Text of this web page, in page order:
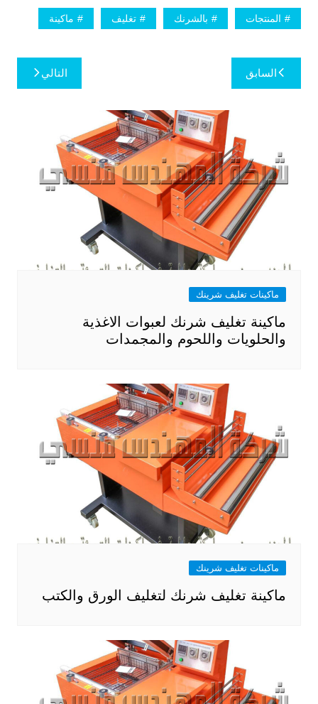
المنتجات بالشرنك تغليف ماكينة
تصفّح
المقالات
السابق التالي
ماكينات تغليف شرينك
ماكينة تغليف شرنك لعبوات الاغذية
والحلويات واللحوم والمجمدات
ماكينات تغليف شرينك
ماكينة تغليف شرنك لتغليف الورق والكتب